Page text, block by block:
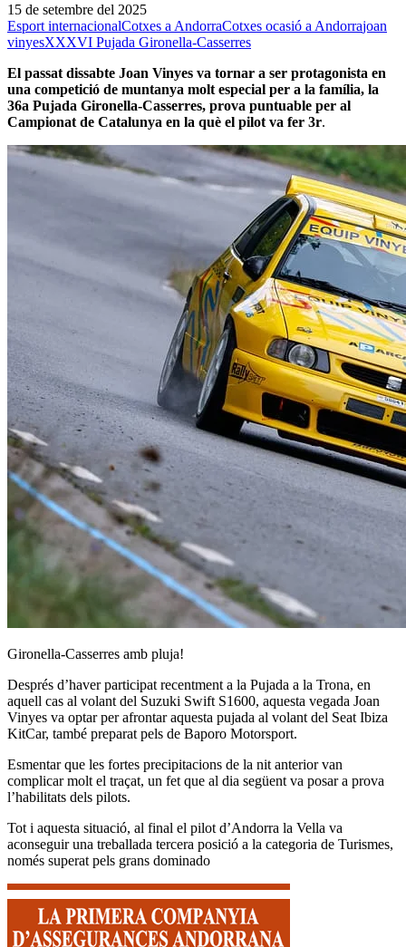
15 de setembre del 2025
Esport internacionalCotxes a AndorraCotxes ocasió a Andorrajoan
vinyesXXXVI Pujada Gironella-Casserres
El passat dissabte Joan Vinyes va tornar a ser protagonista en
una competició de muntanya molt especial per a la família, la
36a Pujada Gironella-Casserres, prova puntuable per al
Campionat de Catalunya en la què el pilot va fer 3r.
Gironella-Casserres amb pluja!
Després d’haver participat recentment a la Pujada a la Trona, en
aquell cas al volant del Suzuki Swift S1600, aquesta vegada Joan
Vinyes va optar per afrontar aquesta pujada al volant del Seat Ibiza
KitCar, també preparat pels de Baporo Motorsport.
Esmentar que les fortes precipitacions de la nit anterior van
complicar molt el traçat, un fet que al dia següent va posar a prova
l’habilitats dels pilots.
Tot i aquesta situació, al final el pilot d’Andorra la Vella va
aconseguir una treballada tercera posició a la categoria de Turismes,
només superat pels grans dominado